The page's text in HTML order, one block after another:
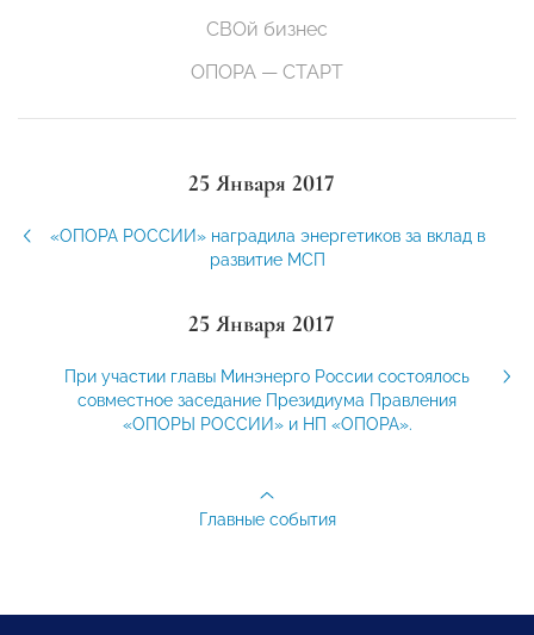
СВОй бизнес
ОПОРА — СТАРТ
25 Января 2017
«ОПОРА РОССИИ» наградила энергетиков за вклад в
развитие МСП
25 Января 2017
При участии главы Минэнерго России состоялось
совместное заседание Президиума Правления
«ОПОРЫ РОССИИ» и НП «ОПОРА».
Главные события